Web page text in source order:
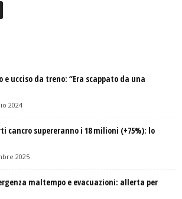
ucciso da treno: “Era scappato da una
2024
cancro supereranno i 18 milioni (+75%): lo
2025
maltempo e evacuazioni: allerta per